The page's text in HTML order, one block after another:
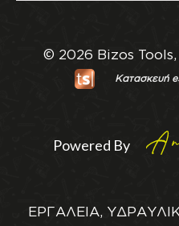
© 2026 Bizos Tools,
Κατασκευή
Powered By
ΕΡΓΑΛΕΙΑ,